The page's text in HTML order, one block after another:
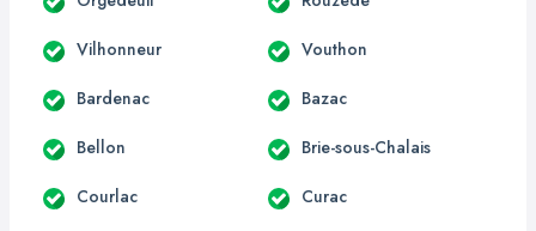
Vilhonneur Vouthon
Bardenac Bazac
Bellon Brie-sous-Chalais
Courlac Curac